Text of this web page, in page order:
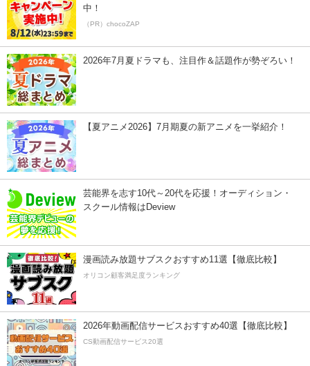
中！
（PR）chocoZAP
2026年7月夏ドラマも、注目作＆話題作が勢ぞろい！
【夏アニメ2026】7月期夏の新アニメを一挙紹介！
芸能界を志す10代～20代を応援！オーディション・
スクール情報はDeview
漫画読み放題サブスクおすすめ11選【徹底比較】
オリコン顧客満足度ランキング
2026年動画配信サービスおすすめ40選【徹底比較】
CS動画配信サービス20選